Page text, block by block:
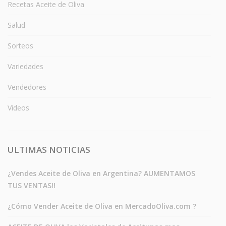
Recetas Aceite de Oliva
Salud
Sorteos
Variedades
Vendedores
Videos
ULTIMAS NOTICIAS
¿Vendes Aceite de Oliva en Argentina? AUMENTAMOS
TUS VENTAS!!
¿Cómo Vender Aceite de Oliva en MercadoOliva.com ?